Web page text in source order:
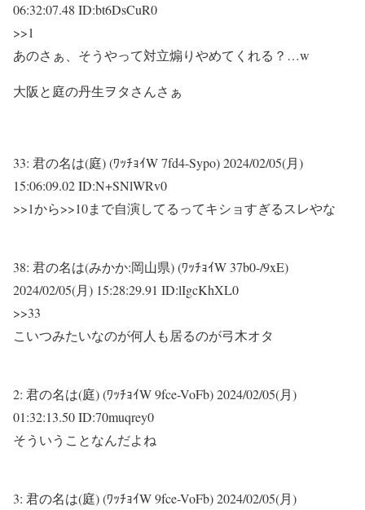
06:32:07.48 ID:bt6DsCuR0
>>1
あのさぁ、そうやって対立煽りやめてくれる？…w
大阪と庭の丹生ヲタさんさぁ
33: 君の名は(庭) (ﾜｯﾁｮｲW 7fd4-Sypo)2024/02/05(月)
15:06:09.02 ID:N+SNlWRv0
>>1から>>10まで自演してるってキショすぎるスレやな
38: 君の名は(みかか:岡山県) (ﾜｯﾁｮｲW 37b0-/9xE)
2024/02/05(月) 15:28:29.91 ID:lIgcKhXL0
>>33
こいつみたいなのが何人も居るのが弓木オタ
2: 君の名は(庭) (ﾜｯﾁｮｲW 9fce-VoFb)2024/02/05(月)
01:32:13.50 ID:70muqrey0
そういうことなんだよね
3: 君の名は(庭) (ﾜｯﾁｮｲW 9fce-VoFb)2024/02/05(月)